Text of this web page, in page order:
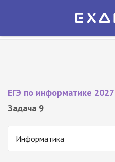
Экзамер — ЕГЭ 2027
ЕГЭ по информатике 2027
Задача 9
Информатика